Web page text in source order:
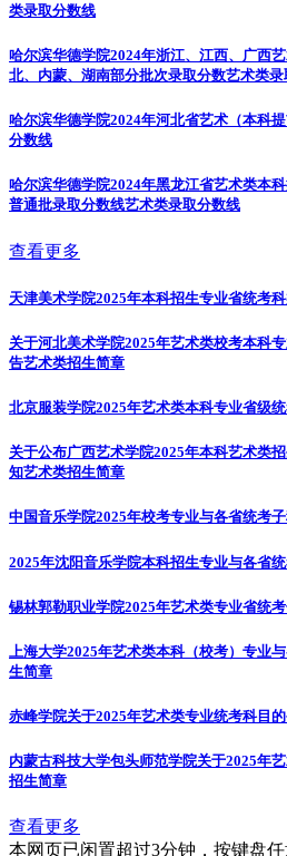
类录取分数线
哈尔滨华德学院2024年浙江、江西、广西
北、内蒙、湖南部分批次录取分数艺术类
哈尔滨华德学院2024年河北省艺术（本科
分数线
哈尔滨华德学院2024年黑龙江省艺术类本
普通批录取分数线艺术类录取分数线
查看更多
天津美术学院2025年本科招生专业省统考
关于河北美术学院2025年艺术类校考本科
告艺术类招生简章
北京服装学院2025年艺术类本科专业省级
关于公布广西艺术学院2025年本科艺术类
知艺术类招生简章
中国音乐学院2025年校考专业与各省统考
2025年沈阳音乐学院本科招生专业与各省
锡林郭勒职业学院2025年艺术类专业省统
上海大学2025年艺术类本科（校考）专业
生简章
赤峰学院关于2025年艺术类专业统考科目
内蒙古科技大学包头师范学院关于2025年
招生简章
查看更多
本网页已闲置超过3分钟，按键盘